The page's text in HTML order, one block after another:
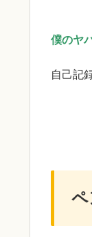
僕のヤ
自己記